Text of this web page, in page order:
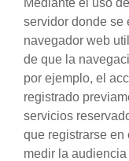
Mediante el uso
servidor donde se
navegador web
de que la
por ejemplo, el
registrado
servicios
que registrarse en
medir la audiencia